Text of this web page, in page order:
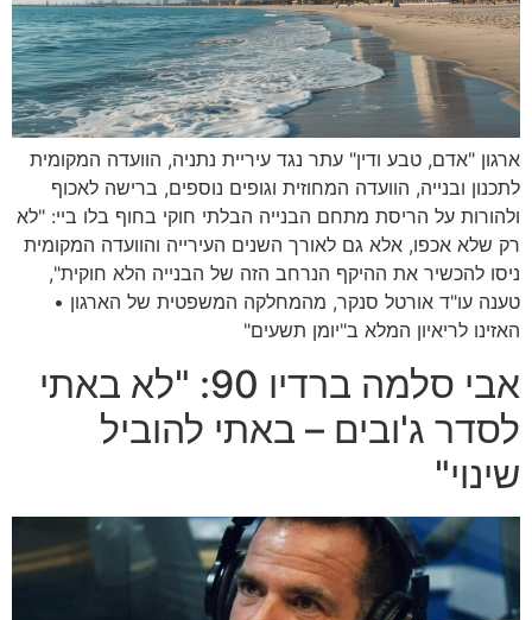
ארגון "אדם, טבע ודין" עתר נגד עיריית נתניה, הוועדה המקומית
לתכנון ובנייה, הוועדה המחוזית וגופים נוספים, ברישה לאכוף
ולהורות על הריסת מתחם הבנייה הבלתי חוקי בחוף בלו ביי: "לא
רק שלא אכפו, אלא גם לאורך השנים העירייה והוועדה המקומית
ניסו להכשיר את ההיקף הנרחב הזה של הבנייה הלא חוקית",
טענה עו"ד אורטל סנקר, מהמחלקה המשפטית של הארגון •
האזינו לריאיון המלא ב"יומן תשעים"
אבי סלמה ברדיו 90: "לא באתי
לסדר ג'ובים – באתי להוביל
שינוי"